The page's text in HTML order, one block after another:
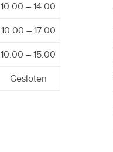
10:00 – 14:00
10:00 – 17:00
10:00 – 15:00
Gesloten